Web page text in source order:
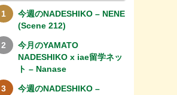
今週のNADESHIKO – NENE
(Scene 212)
今月のYAMATO
NADESHIKO x iae留学ネッ
ト – Nanase
今週のNADESHIKO –